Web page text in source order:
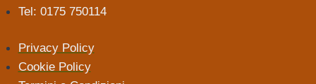
Tel: 0175 750114
Privacy Policy
Cookie Policy